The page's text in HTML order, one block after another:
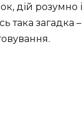
дій розумно
така